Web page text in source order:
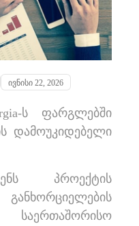
ივნისი 22, 2026
ს ფარგლებში
დამოუკიდებელი
პროექტის